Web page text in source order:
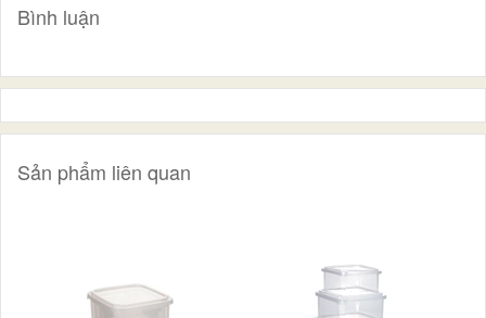
Bình luận
Sản phẩm liên quan